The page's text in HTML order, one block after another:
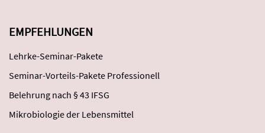
EMPFEHLUNGEN
Lehrke-Seminar-Pakete
Seminar-Vorteils-Pakete Professionell
Belehrung nach § 43 IFSG
Mikrobiologie der Lebensmittel